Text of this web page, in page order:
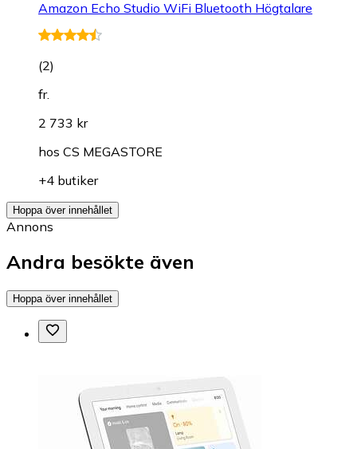
Amazon Echo Studio WiFi Bluetooth Högtalare
(2)
fr.
2 733 kr
hos CS MEGASTORE
+4 butiker
Hoppa över innehållet
Annons
Andra besökte även
Hoppa över innehållet